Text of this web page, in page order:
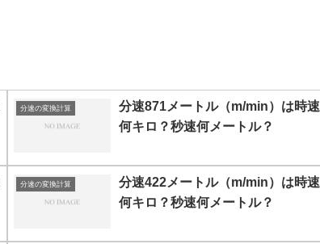
分速の変換計算
分速871メートル（m/min）は時速
何キロ？秒速何メートル？
分速の変換計算
分速422メートル（m/min）は時速
何キロ？秒速何メートル？